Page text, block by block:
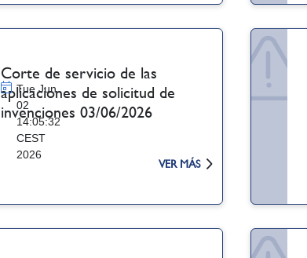
Corte de servicio de las
aplicaciones de solicitud de
invenciones 03/06/2026
Tue Jun
02
14:05:32
CEST
2026
VER MÁS